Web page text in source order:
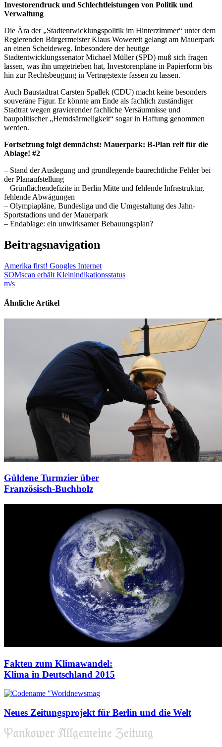
Investorendruck und Schlechtleistungen von Politik und
Verwaltung
Die Ära der „Stadtentwicklungspolitik im Hinterzimmer“ unter dem
Regierenden Bürgermeister Klaus Wowereit gelangt am Mauerpark
an einen Scheideweg. Inbesondere der heutige
Stadtentwicklungssenator Michael Müller (SPD) muß sich fragen
lassen, was ihn umgetrieben hat, Investorenpläne in Papierform bis
hin zur Rechtsbeugung in Vertragstexte fassen zu lassen.
Auch Baustadtrat Carsten Spallek (CDU) macht keine besonders
souveräne Figur. Er könnte am Ende als fachlich zuständiger
Stadtrat wegen gravierender fachliche Versäumnisse und
baupolitischer „Hemdsärmeligkeit“ sogar in Haftung genommen
werden.
Fortsetzung folgt demnächst: Mauerpark: B-Plan reif für die
Ablage! #2
– Stand der Auslegung und grundlegende baurechtliche Fehler bei
der Planaufstellung
– Grünflächendefizite in Berlin Mitte und fehlende Infrastruktur,
fehlende Abwägungen
– Olympiapläne, Bundesliga und die Umgestaltung des Jahn-
Sportstadions und der Mauerpark
– Endablage: ein unwirksamer Bebauungsplan?
Beitragsnavigation
Amerika first! Googles Internet
SOMscan erhält Kleinindikationsstatus
m/s
Ähnliche Artikel
Güldene Turmzier über
Französisch-Buchholz
Fakten zum Klimawandel:
Klima in Deutschland 2015
Neues Zeitungsprojekt für Berlin und die Welt